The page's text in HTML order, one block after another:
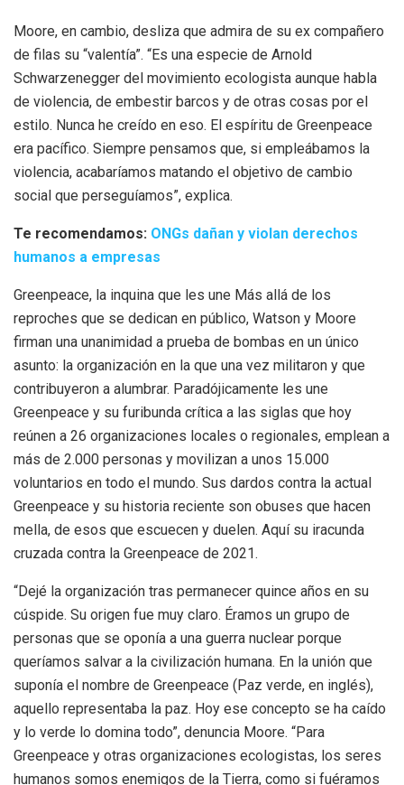
Moore, en cambio, desliza que admira de su ex compañero
de filas su “valentía”. “Es una especie de Arnold
Schwarzenegger del movimiento ecologista aunque habla
de violencia, de embestir barcos y de otras cosas por el
estilo. Nunca he creído en eso. El espíritu de Greenpeace
era pacífico. Siempre pensamos que, si empleábamos la
violencia, acabaríamos matando el objetivo de cambio
social que perseguíamos”, explica.
Te recomendamos: ONGs dañan y violan derechos
humanos a empresas
Greenpeace, la inquina que les une Más allá de los
reproches que se dedican en público, Watson y Moore
firman una unanimidad a prueba de bombas en un único
asunto: la organización en la que una vez militaron y que
contribuyeron a alumbrar. Paradójicamente les une
Greenpeace y su furibunda crítica a las siglas que hoy
reúnen a 26 organizaciones locales o regionales, emplean a
más de 2.000 personas y movilizan a unos 15.000
voluntarios en todo el mundo. Sus dardos contra la actual
Greenpeace y su historia reciente son obuses que hacen
mella, de esos que escuecen y duelen. Aquí su iracunda
cruzada contra la Greenpeace de 2021.
“Dejé la organización tras permanecer quince años en su
cúspide. Su origen fue muy claro. Éramos un grupo de
personas que se oponía a una guerra nuclear porque
queríamos salvar a la civilización humana. En la unión que
suponía el nombre de Greenpeace (Paz verde, en inglés),
aquello representaba la paz. Hoy ese concepto se ha caído
y lo verde lo domina todo”, denuncia Moore. “Para
Greenpeace y otras organizaciones ecologistas, los seres
humanos somos enemigos de la Tierra, como si fuéramos